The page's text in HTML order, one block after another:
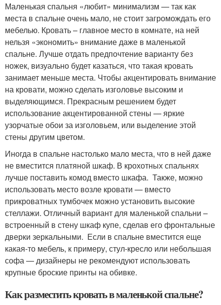
Маленькая спальня «любит» минимализм — так как
места в спальне очень мало, не стоит загромождать его
мебелью. Кровать – главное место в комнате, на ней
нельзя «экономить» внимание даже в маленькой
спальне. Лучше отдать предпочтение варианту без
ножек, визуально будет казаться, что такая кровать
занимает меньше места. Чтобы акцентировать внимание
на кровати, можно сделать изголовье высоким и
выделяющимся. Прекрасным решением будет
использование акцентированной стены — яркие
узорчатые обои за изголовьем, или выделение этой
стены другим цветом.
Иногда в спальне настолько мало места, что в ней даже
не вместится платяной шкаф. В крохотных спальнях
лучше поставить комод вместо шкафа. Также, можно
использовать место возле кровати — вместо
прикроватных тумбочек можно установить высокие
стеллажи. Отличный вариант для маленькой спальни –
встроенный в стену шкаф купе, сделав его фронтальные
дверки зеркальными. Если в спальне вместится еще
какая-то мебель, к примеру, стул-кресло или небольшая
софа — дизайнеры не рекомендуют использовать
крупные броские принты на обивке.
Как разместить кровать в маленькой спальне?